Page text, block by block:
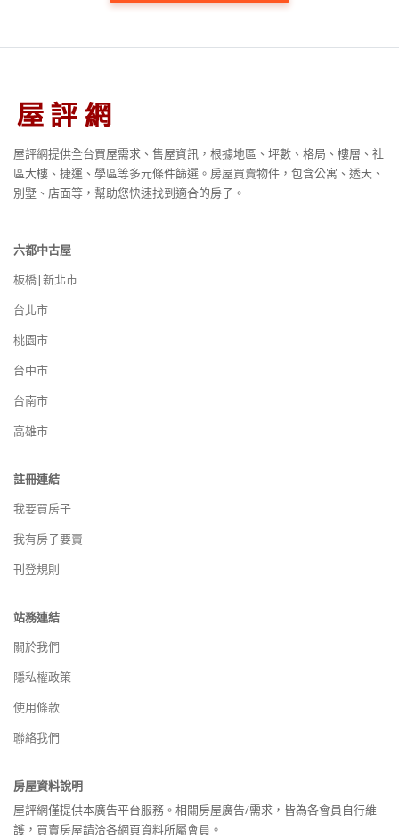
屋評網提供全台買屋需求、售屋資訊，根據地區、坪數、格局、樓層、社
區大樓、捷運、學區等多元條件篩選。房屋買賣物件，包含公寓、透天、
別墅、店面等，幫助您快速找到適合的房子。
六都中古屋
板橋|新北市
台北市
桃園市
台中市
台南市
高雄市
註冊連結
我要買房子
我有房子要賣
刊登規則
站務連結
關於我們
隱私權政策
使用條款
聯絡我們
房屋資料說明
屋評網僅提供本廣告平台服務。相關房屋廣告/需求，皆為各會員自行維
護，買賣房屋請洽各網頁資料所屬會員。